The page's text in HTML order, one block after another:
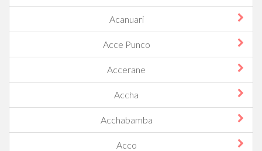
Acanuari
Acce Punco
Accerane
Accha
Acchabamba
Acco